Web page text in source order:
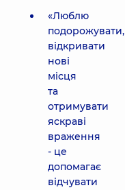
«Люблю
подорожувати,
відкривати
нові
місця
та
отримувати
яскраві
враження
- це
допомагає
відчувати